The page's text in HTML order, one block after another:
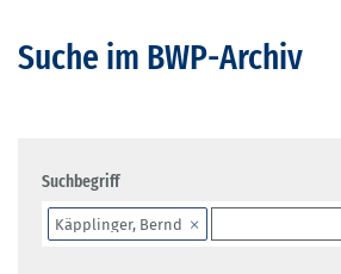
Suche im BWP-Archiv
Suchbegriff
Käpplinger, Bernd